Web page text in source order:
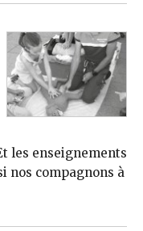
les enseignements
nos compagnons à